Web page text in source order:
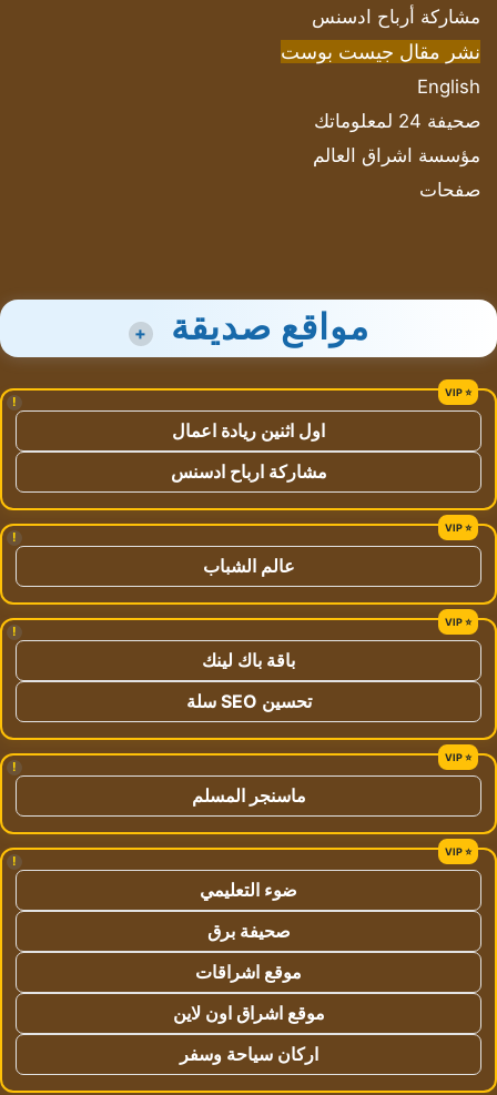
مشاركة أرباح ادسنس
نشر مقال جيست بوست
English
صحيفة 24 لمعلوماتك
مؤسسة اشراق العالم
صفحات
مواقع صديقة +
!
اول اثنين ريادة اعمال
مشاركة ارباح ادسنس
!
عالم الشباب
!
باقة باك لينك
تحسين SEO سلة
!
ماسنجر المسلم
!
ضوء التعليمي
صحيفة برق
موقع اشراقات
موقع اشراق اون لاين
اركان سياحة وسفر